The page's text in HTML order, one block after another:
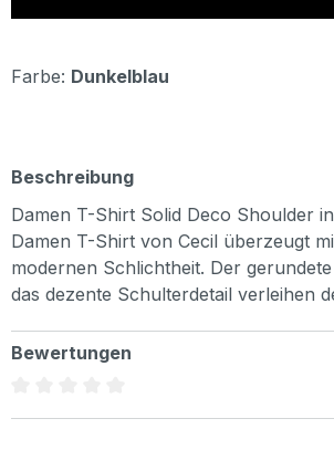
Farbe: Dunkelblau
Beschreibung
Damen T-Shirt Solid Deco Shoulder
Damen T-Shirt von Cecil überzeugt
modernen Schlichtheit. Der
das dezente Schulterdetail verleihen
Bewertungen